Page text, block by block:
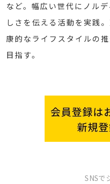
など。幅広い世代にノル
しさを伝える活動を実践
康的なライフスタイルの
目指す。
SNSで